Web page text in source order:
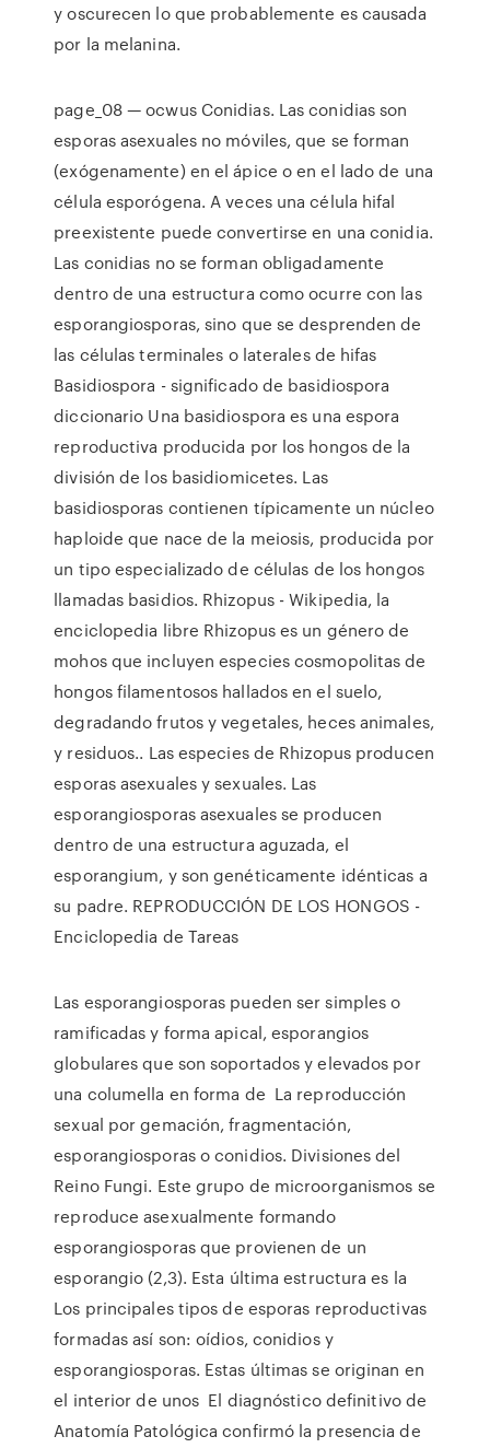
y oscurecen lo que probablemente es causada
por la melanina.
page_08 — ocwus Conidias. Las conidias son
esporas asexuales no móviles, que se forman
(exógenamente) en el ápice o en el lado de una
célula esporógena. A veces una célula hifal
preexistente puede convertirse en una conidia.
Las conidias no se forman obligadamente
dentro de una estructura como ocurre con las
esporangiosporas, sino que se desprenden de
las células terminales o laterales de hifas
Basidiospora - significado de basidiospora
diccionario Una basidiospora es una espora
reproductiva producida por los hongos de la
división de los basidiomicetes. Las
basidiosporas contienen típicamente un núcleo
haploide que nace de la meiosis, producida por
un tipo especializado de células de los hongos
llamadas basidios. Rhizopus - Wikipedia, la
enciclopedia libre Rhizopus es un género de
mohos que incluyen especies cosmopolitas de
hongos filamentosos hallados en el suelo,
degradando frutos y vegetales, heces animales,
y residuos.. Las especies de Rhizopus producen
esporas asexuales y sexuales. Las
esporangiosporas asexuales se producen
dentro de una estructura aguzada, el
esporangium, y son genéticamente idénticas a
su padre. REPRODUCCIÓN DE LOS HONGOS -
Enciclopedia de Tareas
Las esporangiosporas pueden ser simples o
ramificadas y forma apical, esporangios
globulares que son soportados y elevados por
una columella en forma de La reproducción
sexual por gemación, fragmentación,
esporangiosporas o conidios. Divisiones del
Reino Fungi. Este grupo de microorganismos se
reproduce asexualmente formando
esporangiosporas que provienen de un
esporangio (2,3). Esta última estructura es la
Los principales tipos de esporas reproductivas
formadas así son: oídios, conidios y
esporangiosporas. Estas últimas se originan en
el interior de unos El diagnóstico definitivo de
Anatomía Patológica confirmó la presencia de